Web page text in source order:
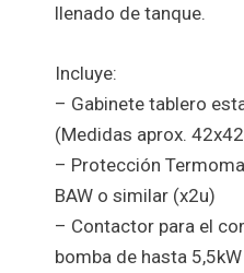
llenado de tanque.
Incluye:
– Gabinete tablero
(Medidas aprox.
– Protección
BAW o similar (x2u)
– Contactor para el
bomba de hasta